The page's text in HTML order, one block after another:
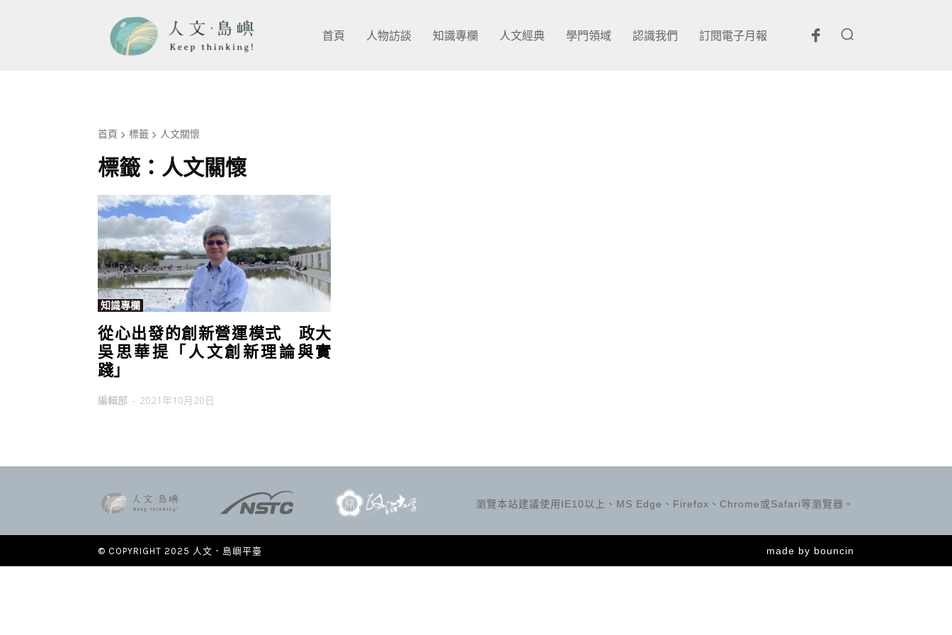
首頁 人物訪談 知識專欄 人文經典 學門領域 認識我們 訂閱電子月報
首頁 標籤 人文關懷
標籤： 人文關懷
知識專欄
從心出發的創新營運模式 政大
吳思華提「人文創新理論與實
踐」
編輯部 - 2021年10月20日
瀏覽本站建議使用IE10以上、MS Edge、Firefox、Chrome或Safari等瀏覽器。
© COPYRIGHT 2025 人文．島嶼平臺 made by bouncin